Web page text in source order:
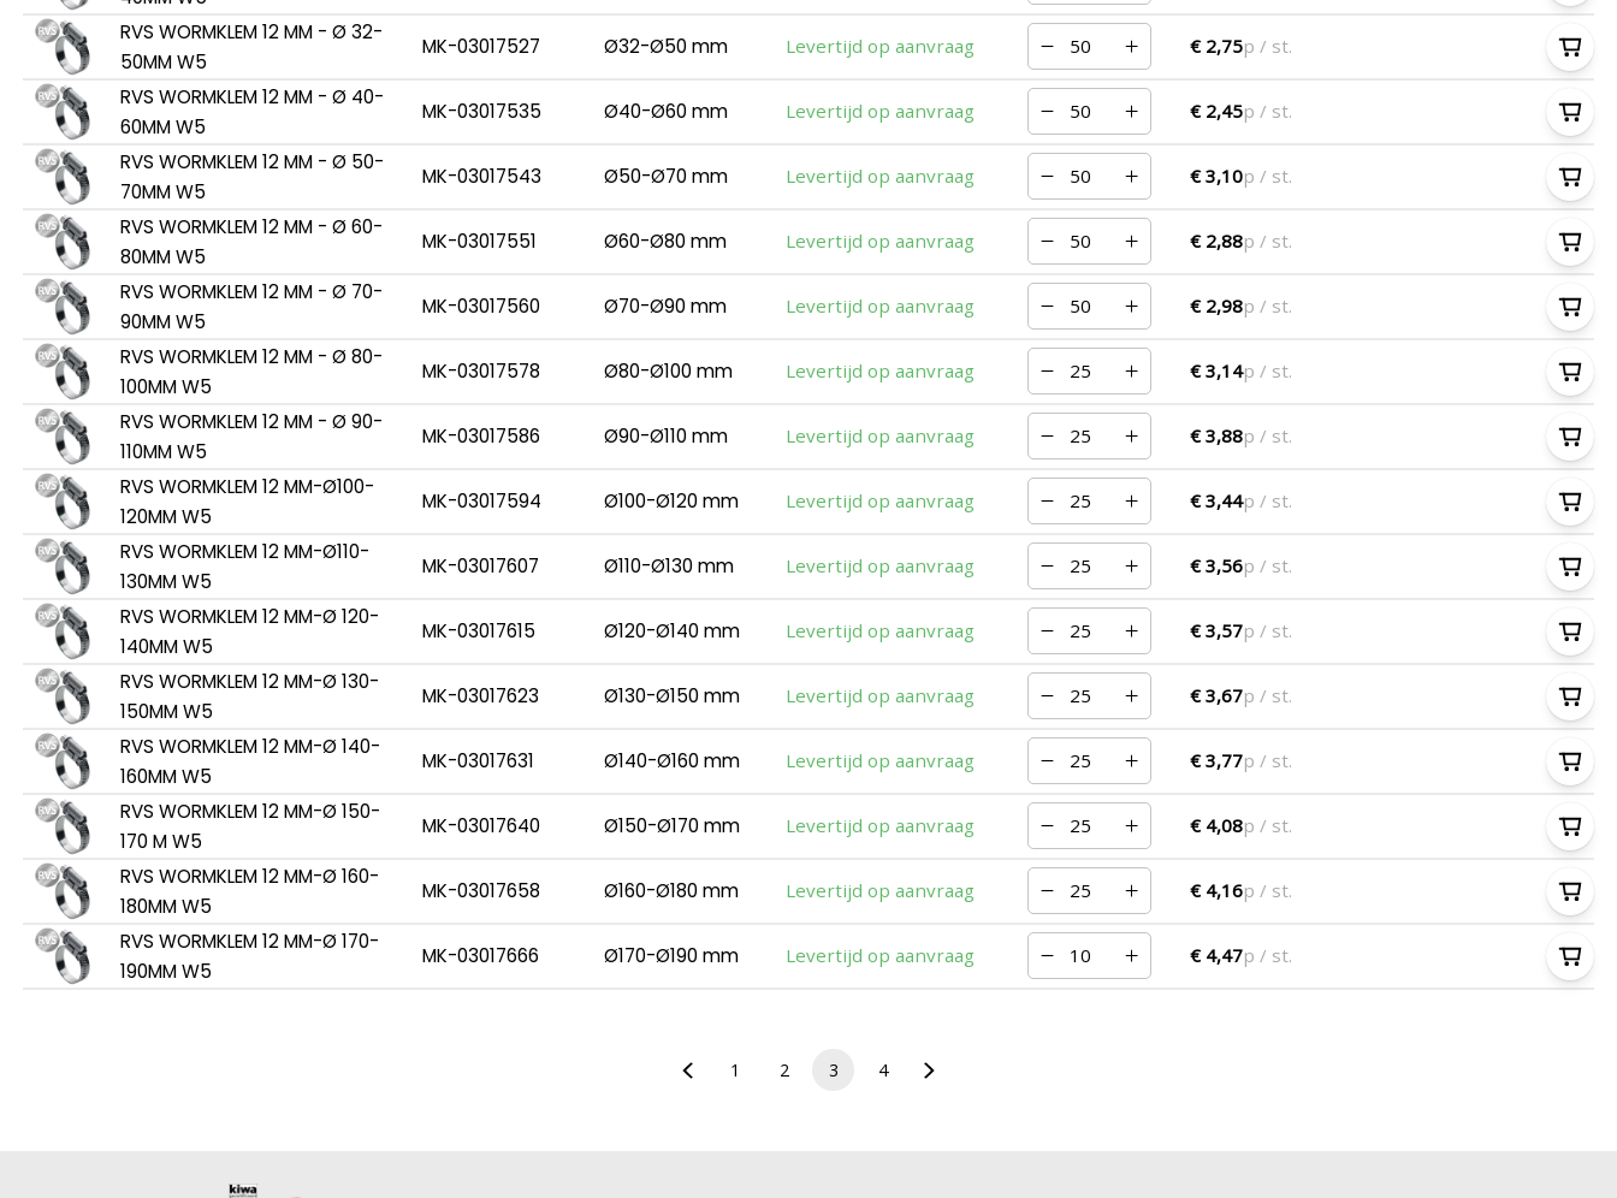
RVS WORMKLEM 12 MM - Ø 32-
50MM W5
MK-03017527 Ø32-Ø50 mm Levertijd op aanvraag € 2,75p / st.
RVS WORMKLEM 12 MM - Ø 40-
60MM W5
MK-03017535 Ø40-Ø60 mm Levertijd op aanvraag € 2,45p / st.
RVS WORMKLEM 12 MM - Ø 50-
70MM W5
MK-03017543 Ø50-Ø70 mm Levertijd op aanvraag € 3,10p / st.
RVS WORMKLEM 12 MM - Ø 60-
80MM W5
MK-03017551 Ø60-Ø80 mm Levertijd op aanvraag € 2,88p / st.
RVS WORMKLEM 12 MM - Ø 70-
90MM W5
MK-03017560 Ø70-Ø90 mm Levertijd op aanvraag € 2,98p / st.
RVS WORMKLEM 12 MM - Ø 80-
100MM W5
MK-03017578 Ø80-Ø100 mm Levertijd op aanvraag € 3,14p / st.
RVS WORMKLEM 12 MM - Ø 90-
110MM W5
MK-03017586 Ø90-Ø110 mm Levertijd op aanvraag € 3,88p / st.
RVS WORMKLEM 12 MM-Ø100-
120MM W5
MK-03017594 Ø100-Ø120 mm Levertijd op aanvraag € 3,44p / st.
RVS WORMKLEM 12 MM-Ø110-
130MM W5
MK-03017607 Ø110-Ø130 mm Levertijd op aanvraag € 3,56p / st.
RVS WORMKLEM 12 MM-Ø 120-
140MM W5
MK-03017615 Ø120-Ø140 mm Levertijd op aanvraag € 3,57p / st.
RVS WORMKLEM 12 MM-Ø 130-
150MM W5
MK-03017623 Ø130-Ø150 mm Levertijd op aanvraag € 3,67p / st.
RVS WORMKLEM 12 MM-Ø 140-
160MM W5
MK-03017631 Ø140-Ø160 mm Levertijd op aanvraag € 3,77p / st.
RVS WORMKLEM 12 MM-Ø 150-
170 M W5
MK-03017640 Ø150-Ø170 mm Levertijd op aanvraag € 4,08p / st.
RVS WORMKLEM 12 MM-Ø 160-
180MM W5
MK-03017658 Ø160-Ø180 mm Levertijd op aanvraag € 4,16p / st.
RVS WORMKLEM 12 MM-Ø 170-
190MM W5
MK-03017666 Ø170-Ø190 mm Levertijd op aanvraag € 4,47p / st.
1 2 3 4